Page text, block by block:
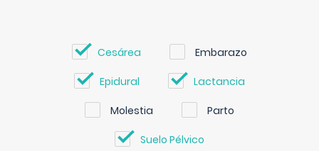
Cesárea Embarazo
Epidural Lactancia
Molestia Parto
Suelo Pélvico